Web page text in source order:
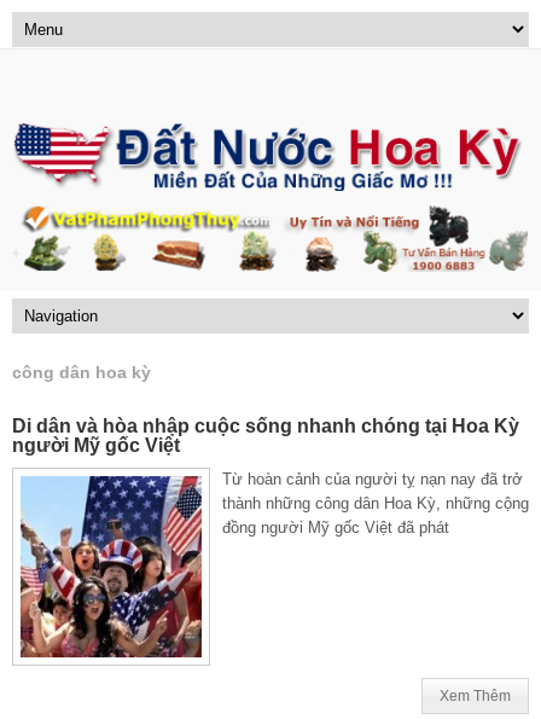
công dân hoa kỳ
Di dân và hòa nhập cuộc sống nhanh chóng tại Hoa Kỳ
người Mỹ gốc Việt
Từ hoàn cảnh của người tỵ nạn nay đã trở
thành những công dân Hoa Kỳ, những cộng
đồng người Mỹ gốc Việt đã phát
Xem Thêm